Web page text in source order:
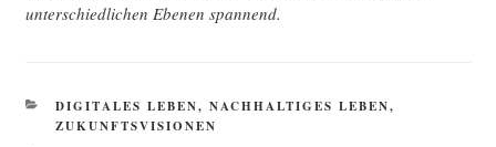
unter­schied­li­chen Ebe­nen spannend.
KATEGORIEN
DIGITALES LEBEN, NACHHALTIGES LEBEN,
ZUKUNFTSVISIONEN